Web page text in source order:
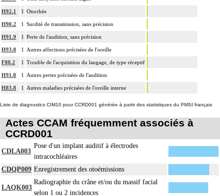
H92.1 1 Otorrhée
H90.2 1 Surdité de transmission, sans précision
H91.9 1 Perte de l'audition, sans précision
H93.8 1 Autres affections précisées de l'oreille
F80.2 1 Trouble de l'acquisition du langage, de type réceptif
H91.8 1 Autres pertes précisées de l'audition
H83.8 1 Autres maladies précisées de l'oreille interne
Liste de diagnostics CIM10 pour CCRD001 générée à partir des statistiques du PMSI français
Actes CCAM fréquemment associés à
CCRD001
CDLA003
Pose d'un implant auditif à électrodes
intracochléaires
CDQP009 Enregistrement des otoémissions
LAQK003
Radiographie du crâne et/ou du massif facial
selon 1 ou 2 incidences